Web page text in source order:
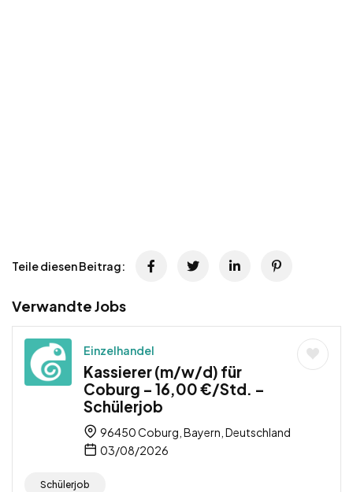
Teile diesen Beitrag:
Verwandte Jobs
Einzelhandel
Kassierer (m/w/d) für
Coburg – 16,00 €/Std. –
Schülerjob
96450 Coburg, Bayern, Deutschland
03/08/2026
Schülerjob